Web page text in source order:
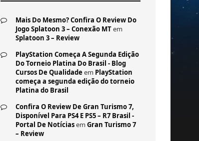
Mais Do Mesmo? Confira O Review Do
Jogo Splatoon 3 – Conexão MTem
Splatoon 3 – Review
PlayStation Começa A Segunda Edição
Do Torneio Platina Do Brasil - Blog
Cursos De Qualidade em PlayStation
começa a segunda edição do torneio
Platina do Brasil
Confira O Review De Gran Turismo 7,
Disponível Para PS4 E PS5 – R7 Brasil -
Portal De Notíciasem Gran Turismo 7
– Review